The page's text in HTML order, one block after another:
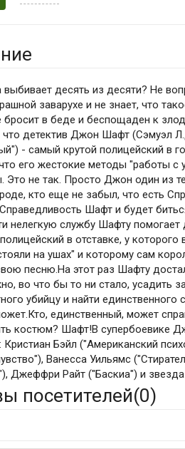
выбивает десять из десяти? Не
заварухе и не знает, что
бросит в беде и беспощаден к
что детектив Джон Шафт (Сэмуэл
- самый крутой полицейский в
его жестокие методы "работы с
Это не так. Просто Джон один из
кто еще не забыл, что есть
Шафт и будет
нелегкую службу Шафту
в отставке, у которого
на ушах" и которому сам
песню.На этот раз Шафту
во что бы то ни стало, усадить
убийцу и найти единственного
единственный, может
костюм? Шафт!В супербоевике
Кристиан Бэйл ("Американский
Ванесса Уильямс
Джеффри Райт ("Баскиа") и звезда
посетителей(0)